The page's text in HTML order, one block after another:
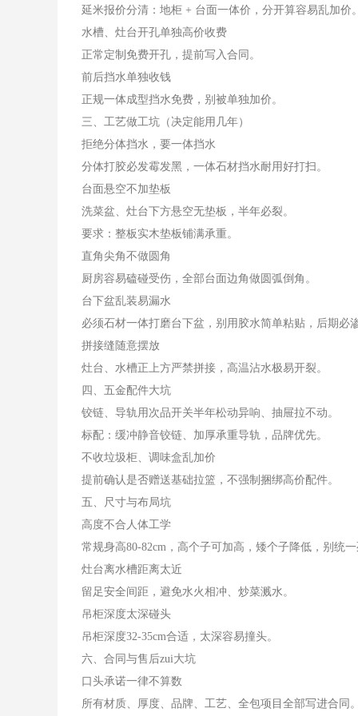
延米报价分清：地柜 + 台面一体价，分开算容易乱加价。
水槽、灶台开孔单独高价收费
正常定制免费开孔，提前写入合同。
前后挡水单独收钱
正规一体成型挡水免费，别被单独加价。
三、工艺做工坑（决定能用几年）
拒绝分体挡水，要一体挡水
分体打胶必发霉发黑，一体石材挡水耐用好打扫。
台面悬空不加垫板
洗菜盆、灶台下方悬空无垫板，半年必裂。
要求：整板实木垫板铺满承重。
直角尖角不做圆角
厨房容易磕碰受伤，全部台面边角做圆弧倒角。
台下盆乱装易漏水
必须石材一体打磨台下盆，别用胶水简单粘贴，后期必渗
拼接缝随意摆放
灶台、水槽正上方严禁拼接，高温沾水极易开裂。
四、五金配件大坑
铰链、导轨用次品开关半年松动异响、抽屉拉不动。
标配：缓冲静音铰链、加厚承重导轨，品牌优先。
不收垃圾柜、调味盒乱加价
提前确认是否赠送基础拉篮，不强制捆绑高价配件。
五、尺寸与布局坑
高度不合人体工学
常规身高80-82cm，高个子可加高，矮个子降低，别统一
灶台离水槽距离太近
留足安全间距，避免水火相冲、炒菜溅水。
吊柜深度太深碰头
吊柜深度32-35cm合适，太深容易撞头。
六、合同与售后zui大坑
口头承诺一律不算数
所有材质、厚度、品牌、工艺、全包项目全部写进合同。